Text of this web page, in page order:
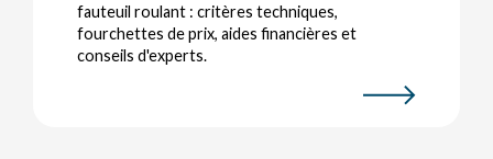
fauteuil roulant : critères techniques,
fourchettes de prix, aides financières et
conseils d'experts.